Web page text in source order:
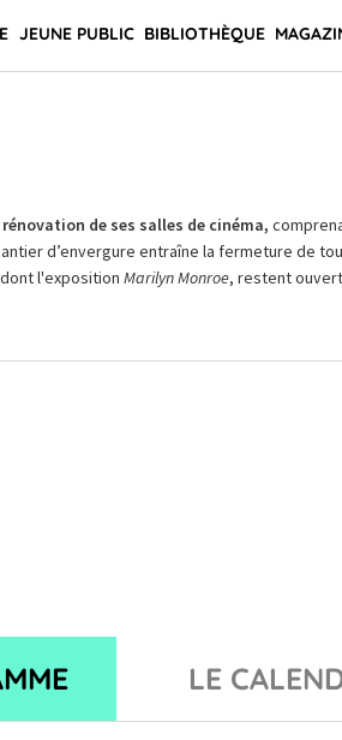
JEUNE PUBLIC BIBLIOTHÈQUE
de ses salles de cinéma,
d’envergure entraîne la fermeture de
l'exposition Marilyn Monroe, restent
LE